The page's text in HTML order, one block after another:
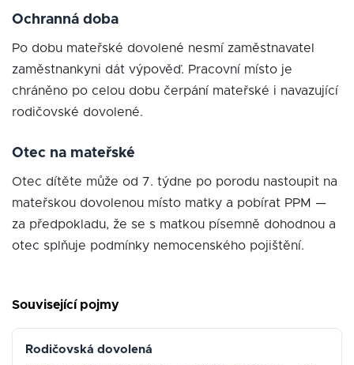
Ochranná doba
Po dobu mateřské dovolené nesmí zaměstnavatel
zaměstnankyni dát výpověď. Pracovní místo je
chráněno po celou dobu čerpání mateřské i navazující
rodičovské dovolené.
Otec na mateřské
Otec dítěte může od 7. týdne po porodu nastoupit na
mateřskou dovolenou místo matky a pobírat PPM —
za předpokladu, že se s matkou písemně dohodnou a
otec splňuje podmínky nemocenského pojištění.
Související pojmy
Rodičovská dovolená